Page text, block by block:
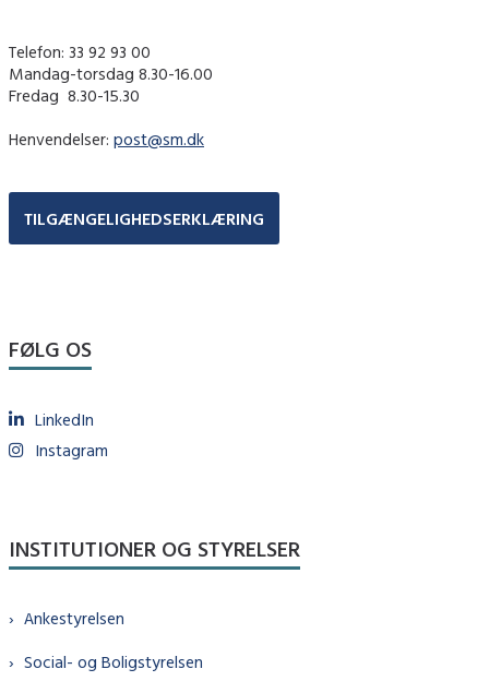
Telefon: 33 92 93 00
Mandag-torsdag 8.30-16.00
Fredag ​ 8.30-15.30
Henvendelser: post@sm.dk
TILGÆNGELIGHEDSERKLÆRING
FØLG OS
LinkedIn
Instagram
INSTITUTIONER OG STYRELSER
Ankestyrelsen
Social- og Boligstyrelsen